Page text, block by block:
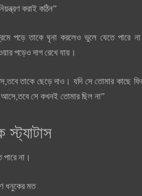
করাই কঠিন”
পড়ে তাকে ঘৃনা করলেও ভুলে যেতে পারে
পড়েও দাগ রেখে যায়।
তাকে ছেড়ে দাও। যদি সে তোমার কাছে
সে কখনই তোমার ছিল না”
স্ট্যাটাস
পারে না।
ধনুকের মত